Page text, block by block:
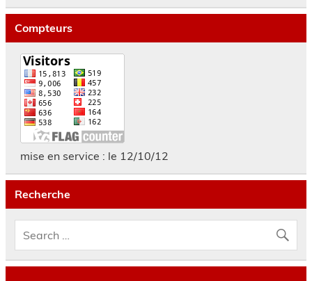
Compteurs
mise en service : le 12/10/12
Recherche